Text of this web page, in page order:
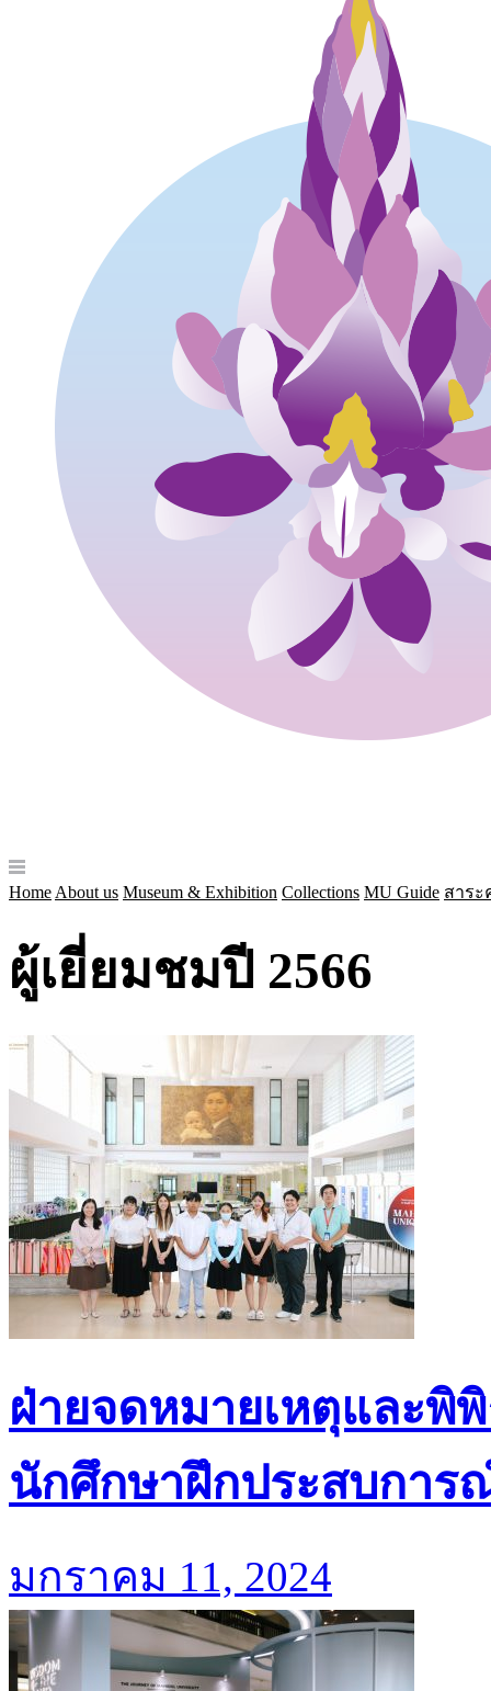
Home About us Museum & Exhibition Collections MU Guide สาระ
ผู้เยี่ยมชมปี 2566
ฝ่ายจดหมายเหตุและ
นักศึกษาฝึกประสบการ
มกราคม 11, 2024